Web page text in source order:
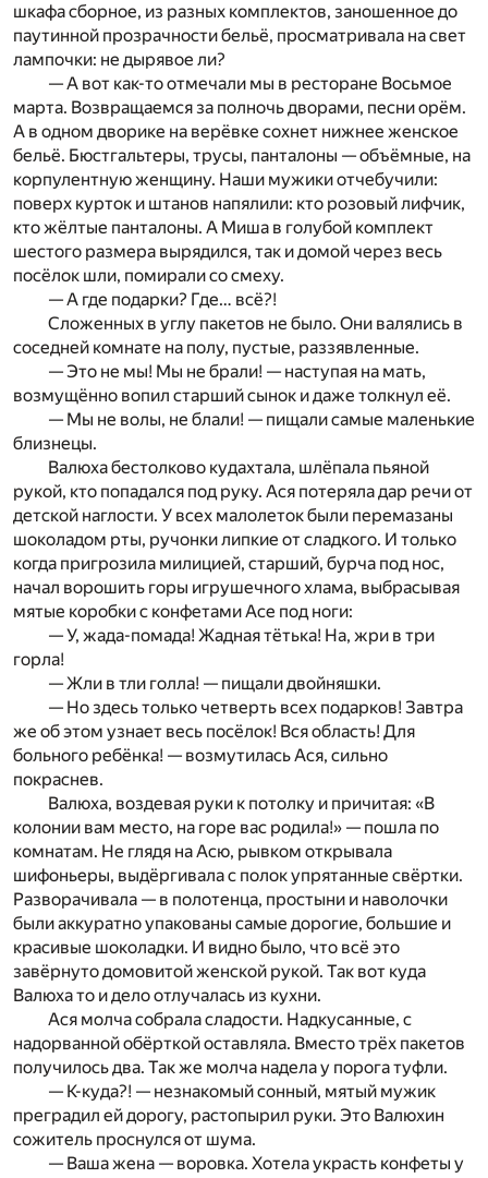
шкафа сборное, из разных комплектов, заношенное до
паутинной прозрачности бельё, просматривала на свет
лампочки: не дырявое ли?
— А вот как-то отмечали мы в ресторане Восьмое
марта. Возвращаемся за полночь дворами, песни орём.
А в одном дворике на верёвке сохнет нижнее женское
бельё. Бюстгальтеры, трусы, панталоны — объёмные, на
корпулентную женщину. Наши мужики отчебучили:
поверх курток и штанов напялили: кто розовый лифчик,
кто жёлтые панталоны. А Миша в голубой комплект
шестого размера вырядился, так и домой через весь
посёлок шли, помирали со смеху.
— А где подарки? Где… всё?!
Сложенных в углу пакетов не было. Они валялись в
соседней комнате на полу, пустые, раззявленные.
— Это не мы! Мы не брали! — наступая на мать,
возмущённо вопил старший сынок и даже толкнул её.
— Мы не волы, не блали! — пищали самые маленькие
близнецы.
Валюха бестолково кудахтала, шлёпала пьяной
рукой, кто попадался под руку. Ася потеряла дар речи от
детской наглости. У всех малолеток были перемазаны
шоколадом рты, ручонки липкие от сладкого. И только
когда пригрозила милицией, старший, бурча под нос,
начал ворошить горы игрушечного хлама, выбрасывая
мятые коробки с конфетами Асе под ноги:
— У, жада-помада! Жадная тётька! На, жри в три
горла!
— Жли в тли голла! — пищали двойняшки.
— Но здесь только четверть всех подарков! Завтра
же об этом узнает весь посёлок! Вся область! Для
больного ребёнка! — возмутилась Ася, сильно
покраснев.
Валюха, воздевая руки к потолку и причитая: «В
колонии вам место, на горе вас родила!» — пошла по
комнатам. Не глядя на Асю, рывком открывала
шифоньеры, выдёргивала с полок упрятанные свёртки.
Разворачивала — в полотенца, простыни и наволочки
были аккуратно упакованы самые дорогие, большие и
красивые шоколадки. И видно было, что всё это
завёрнуто домовитой женской рукой. Так вот куда
Валюха то и дело отлучалась из кухни.
Ася молча собрала сладости. Надкусанные, с
надорванной обёрткой оставляла. Вместо трёх пакетов
получилось два. Так же молча надела у порога туфли.
— К-куда?! — незнакомый сонный, мятый мужик
преградил ей дорогу, растопырил руки. Это Валюхин
сожитель проснулся от шума.
— Ваша жена — воровка. Хотела украсть конфеты у